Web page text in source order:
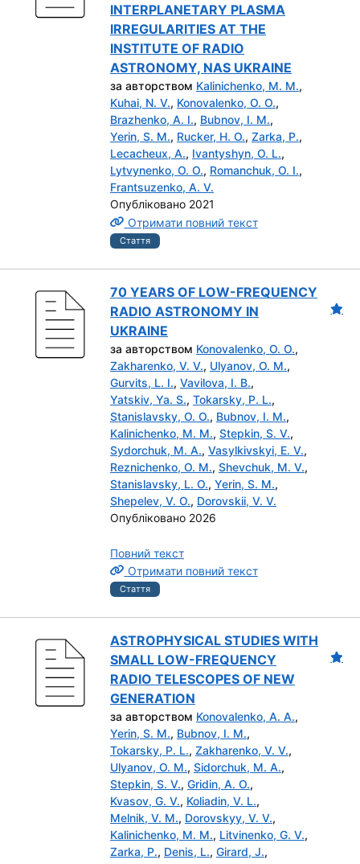
INTERPLANETARY PLASMA
IRREGULARITIES AT THE
INSTITUTE OF RADIO
ASTRONOMY, NAS UKRAINE
за авторством Kalinichenko, M. M.,
Kuhai, N. V., Konovalenko, O. O.,
Brazhenko, A. I., Bubnov, I. M.,
Yerin, S. M., Rucker, H. O., Zarka, P.,
Lecacheux, A., Ivantyshyn, O. L.,
Lytvynenko, O. O., Romanchuk, O. I.,
Frantsuzenko, A. V.
Опубліковано 2021
Отримати повний текст
Стаття
70 YEARS OF LOW-FREQUENCY
RADIO ASTRONOMY IN
UKRAINE
за авторством Konovalenko, O. O.,
Zakharenko, V. V., Ulyanov, O. M.,
Gurvits, L. I., Vavilova, I. B.,
Yatskiv, Ya. S., Tokarsky, P. L.,
Stanislavsky, O. O., Bubnov, I. M.,
Kalinichenko, M. M., Stepkin, S. V.,
Sydorchuk, M. A., Vasylkivskyi, E. V.,
Reznichenko, O. M., Shevchuk, M. V.,
Stanislavsky, L. O., Yerin, S. M.,
Shepelev, V. O., Dorovskii, V. V.
Опубліковано 2026
Повний текст
Отримати повний текст
Стаття
ASTROPHYSICAL STUDIES WITH
SMALL LOW-FREQUENCY
RADIO TELESCOPES OF NEW
GENERATION
за авторством Konovalenko, A. A.,
Yerin, S. M., Bubnov, I. M.,
Tokarsky, P. L., Zakharenko, V. V.,
Ulyanov, O. M., Sidorchuk, M. A.,
Stepkin, S. V., Gridin, A. O.,
Kvasov, G. V., Koliadin, V. L.,
Melnik, V. M., Dorovskyy, V. V.,
Kalinichenko, M. M., Litvinenko, G. V.,
Zarka, P., Denis, L., Girard, J.,